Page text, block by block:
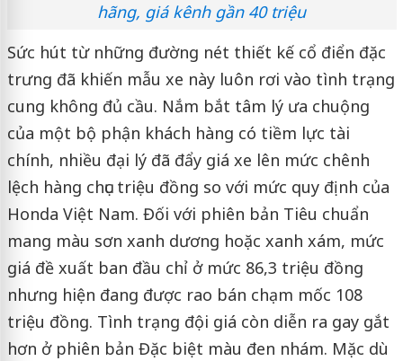
hãng, giá kênh gần 40 triệu
Sức hút từ những đường nét thiết kế cổ điển đặc
trưng đã khiến mẫu xe này luôn rơi vào tình trạng
cung không đủ cầu. Nắm bắt tâm lý ưa chuộng
của một bộ phận khách hàng có tiềm lực tài
chính, nhiều đại lý đã đẩy giá xe lên mức chênh
lệch hàng chục triệu đồng so với mức quy định của
Honda Việt Nam. Đối với phiên bản Tiêu chuẩn
mang màu sơn xanh dương hoặc xanh xám, mức
giá đề xuất ban đầu chỉ ở mức 86,3 triệu đồng
nhưng hiện đang được rao bán chạm mốc 108
triệu đồng. Tình trạng đội giá còn diễn ra gay gắt
hơn ở phiên bản Đặc biệt màu đen nhám. Mặc dù